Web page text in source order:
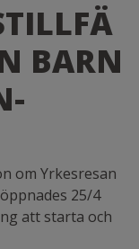
BARN
om Yrkesresan
25/4
att starta och